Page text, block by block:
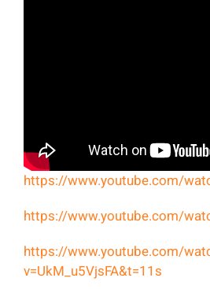
https://www.youtube.com/
https://www.youtube.com/
https://www.youtube.com/
v=UkM_u5VjsFA&t=11s